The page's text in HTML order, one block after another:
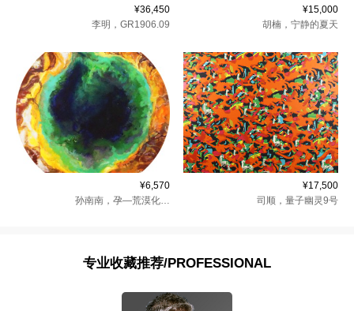
¥36,450
李明 ，GR1906.09
¥15,000
胡楠 ，宁静的夏天
¥6,570
孙南南 ， 孕—荒漠化系列（1）
¥17,500
司顺 ，量子幽灵9号
专业收藏推荐/PROFESSIONAL